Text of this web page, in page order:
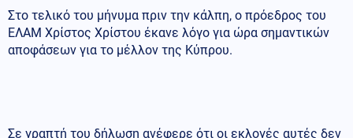
Στο τελικό του μήνυμα πριν την κάλπη, ο πρόεδρος του
ΕΛΑΜ Χρίστος Χρίστου έκανε λόγο για ώρα σημαντικών
αποφάσεων για το μέλλον της Κύπρου.
Σε γραπτή του δήλωση ανέφερε ότι οι εκλογές αυτές δεν